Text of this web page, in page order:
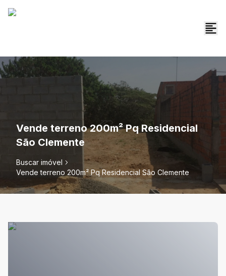
Vende terreno 200m² Pq Residencial
São Clemente
Buscar imóvel
Vende terreno 200m² Pq Residencial São Clemente